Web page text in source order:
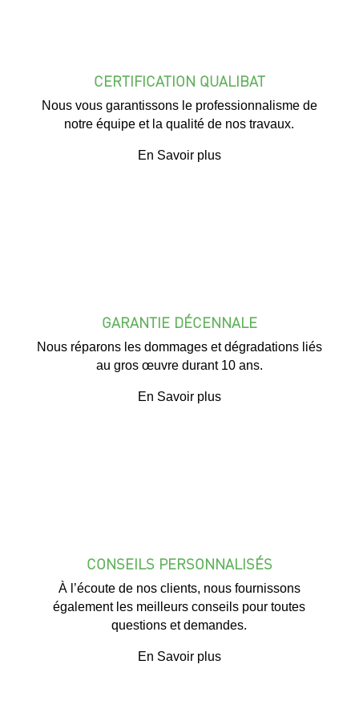
CERTIFICATION QUALIBAT
Nous vous garantissons le professionnalisme de
notre équipe et la qualité de nos travaux.
En Savoir plus
GARANTIE DÉCENNALE
Nous réparons les dommages et dégradations liés
au gros œuvre durant 10 ans.
En Savoir plus
CONSEILS PERSONNALISÉS
À l’écoute de nos clients, nous fournissons
également les meilleurs conseils pour toutes
questions et demandes.
En Savoir plus